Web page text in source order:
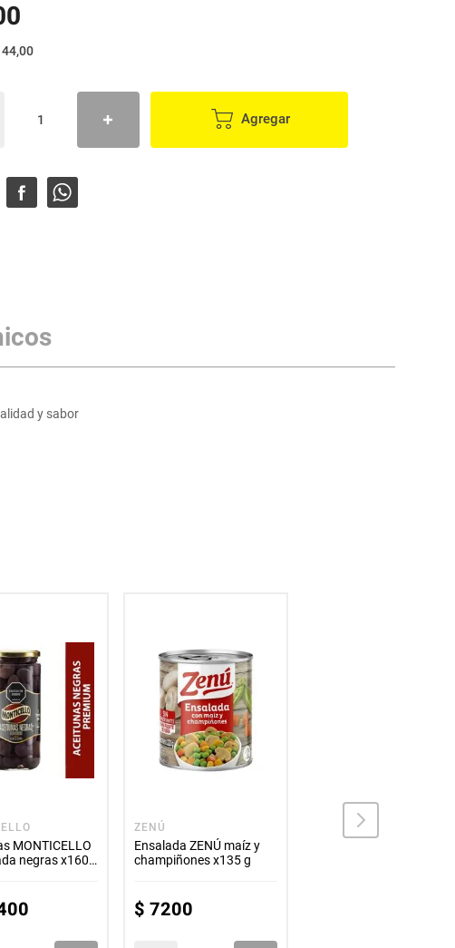
44,00
Agregar
y sabor
MONTICELLO
negras x160
ZENÚ
Ensalada ZENÚ maíz y
champiñones x135 g
$ 7200
LA CORUÑA